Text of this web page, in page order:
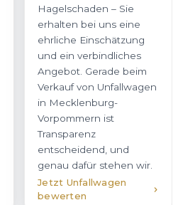
Hagelschaden – Sie
erhalten bei uns eine
ehrliche Einschätzung
und ein verbindliches
Angebot. Gerade beim
Verkauf von Unfallwagen
in Mecklenburg-
Vorpommern ist
Transparenz
entscheidend, und
genau dafür stehen wir.
Jetzt Unfallwagen
bewerten